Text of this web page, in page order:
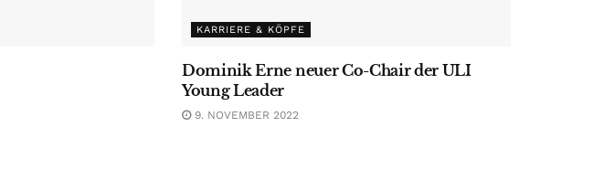
KARRIERE & KÖPFE
Dominik Erne neuer Co-Chair der ULI
Young Leader
9. NOVEMBER 2022